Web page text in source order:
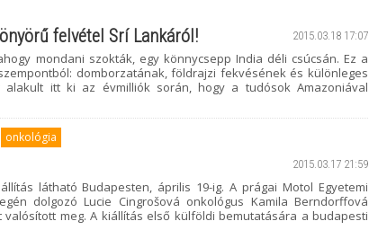
2015.03.18 17:07
felvétel Srí Lankáról!
mondani szokták, egy könnycsepp India déli csúcsán. Ez a
domborzatának, földrajzi fekvésének és különleges
alakult itt ki az évmilliók során, hogy a tudósok Amazoniával
onkológia
2015.03.17 21:59
látható Budapesten, április 19-ig. A prágai Motol Egyetemi
dolgozó Lucie Cingrošová onkológus Kamila Berndorffová
meg. A kiállítás első külföldi bemutatására a budapesti